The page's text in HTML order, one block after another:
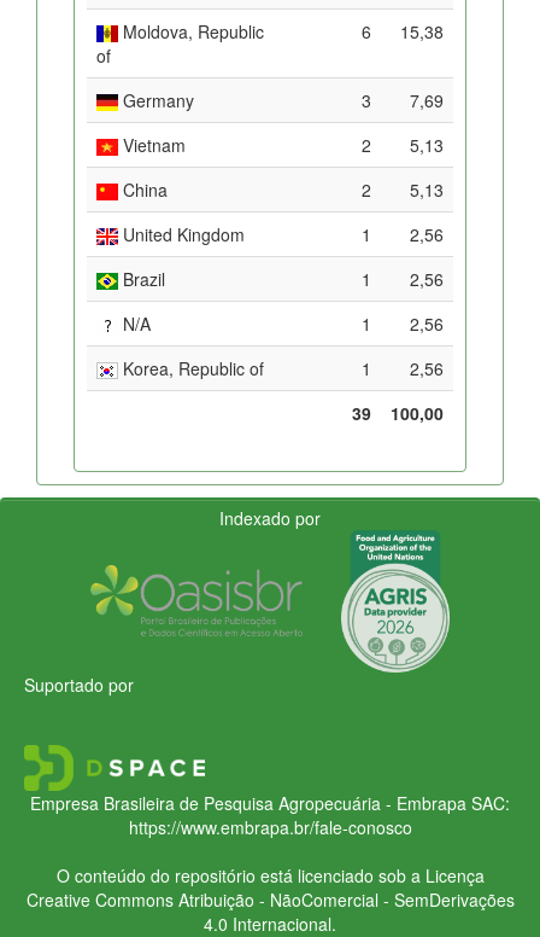
Moldova, Republic
of
6 15,38
Germany 3
7,69
Vietnam
2
5,13
China
2
5,13
United Kingdom
1
2,56
Brazil
1
2,56
N/A
1
2,56
Korea, Republic of
1
2,56
39
100,00
Indexado por
Suportado por
Empresa Brasileira de Pesquisa Agropecuária - Embrapa SAC:
https://www.embrapa.br/fale-conosco
O conteúdo do repositório está licenciado sob a Licença
Creative CommonsAtribuição - NãoComercial - SemDerivações
4.0 Internacional.